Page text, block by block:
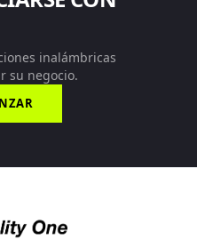
inalámbricas
su negocio.